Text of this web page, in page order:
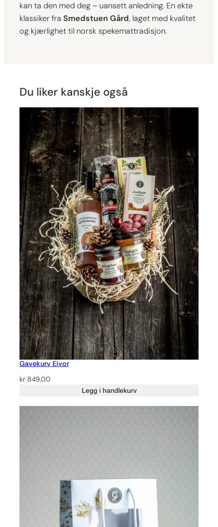
kan ta den med deg – uansett anledning. En ekte
klassiker fra Smedstuen Gård, laget med kvalitet
og kjærlighet til norsk spekemattradisjon.
Du liker kanskje også
Gavekurv Eivor
kr849,00
Legg i handlekurv